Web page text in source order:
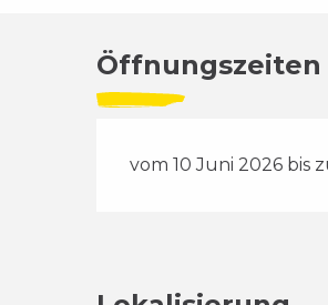
Öffnungszeiten
vom 10 Juni 2026 bis